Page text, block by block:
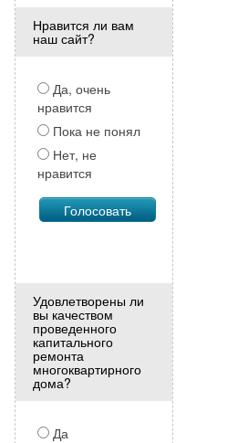
Нравится ли вам
наш сайт?
Да, очень
нравится
Пока не понял
Нет, не
нравится
Удовлетворены ли
вы качеством
проведенного
капитального
ремонта
многоквартирного
дома?
Да